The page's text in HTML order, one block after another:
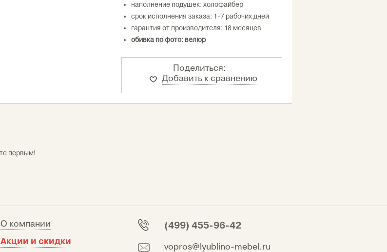
наполнение подушек: холофайбер
срок исполнения заказа: 1-7 рабочих дней
гарантия от производителя: 18 месяцев
обивка по фото: велюр
Поделиться:
Добавить к сравнению
первым!
О компании
Акции и скидки
(499) 455-96-42
vopros@lyublino-mebel.ru